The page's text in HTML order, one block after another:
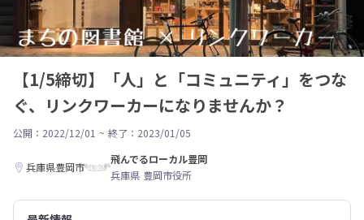
【1/5締切】「人」と「コミュニティ」をつな
ぐ、リンクワーカーになりませんか？
公開：2022/12/01 ~ 終了：2023/01/05
兵庫県豊岡市
飛んでるローカル豊岡
兵庫県 豊岡市役所